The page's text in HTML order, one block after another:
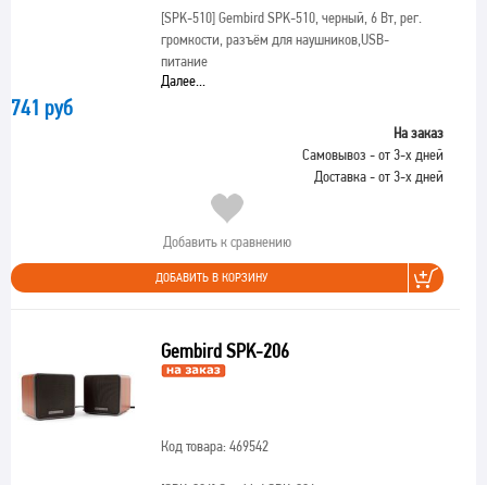
[SPK-510]Gembird SPK-510, черный, 6 Вт, рег.
громкости, разъём для наушников,USB-
питание
Далее...
741 руб
На заказ
Самовывоз - от 3-х дней
Доставка - от 3-х дней
Добавить к сравнению
ДОБАВИТЬ В КОРЗИНУ
Gembird SPK-206
Код товара: 469542